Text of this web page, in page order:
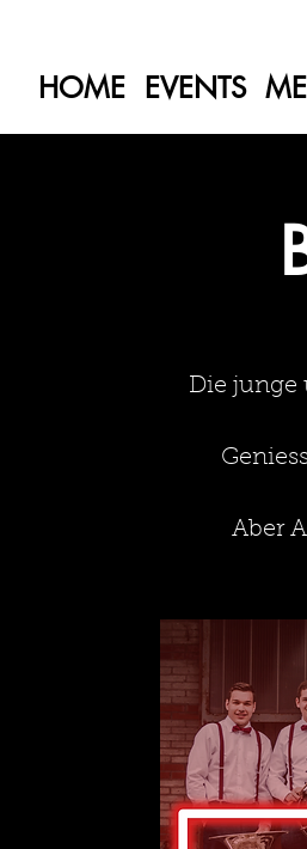
HOME EVENTS
Die junge
Aber